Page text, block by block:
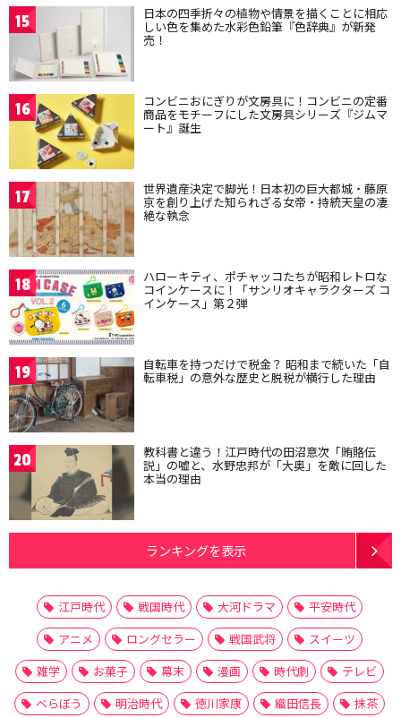
15 日本の四季折々の植物や情景を描くことに相応
しい色を集めた水彩色鉛筆『色辞典』が新発
売！
16 コンビニおにぎりが文房具に！コンビニの定番
商品をモチーフにした文房具シリーズ『ジムマ
ート』誕生
17 世界遺産決定で脚光！日本初の巨大都城・藤原
京を創り上げた知られざる女帝・持統天皇の凄
絶な執念
18 ハローキティ、ポチャッコたちが昭和レトロな
コインケースに！「サンリオキャラクターズ コ
インケース」第２弾
19 自転車を持つだけで税金？ 昭和まで続いた「自
転車税」の意外な歴史と脱税が横行した理由
20 教科書と違う！江戸時代の田沼意次「賄賂伝
説」の嘘と、水野忠邦が「大奥」を敵に回した
本当の理由
ランキングを表示
江戸時代 戦国時代 大河ドラマ
平安時代
アニメ
ロングセラー 戦国武将
スイーツ
雑学
お菓子 幕末 漫画 時代劇
テレビ
べらぼう
明治時代 徳川家康 織田信長
抹茶